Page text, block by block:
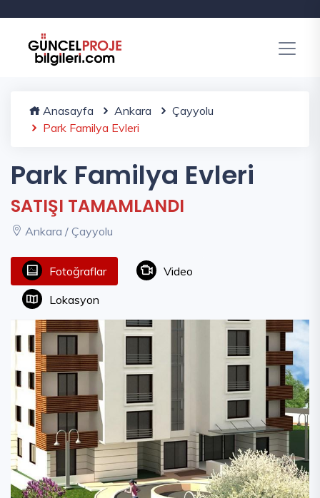
Anasayfa Ankara
Çayyolu
Park Familya Evleri
Park Familya Evleri
SATIŞI TAMAMLANDI
Ankara / Çayyolu
Fotoğraflar
Video
Lokasyon